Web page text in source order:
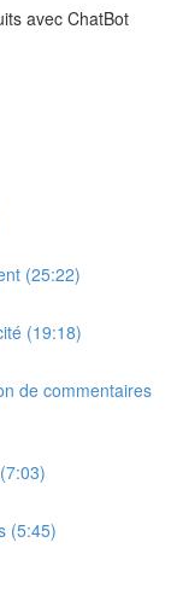
avec ChatBot
(25:22)
(19:18)
de commentaires
(5:45)